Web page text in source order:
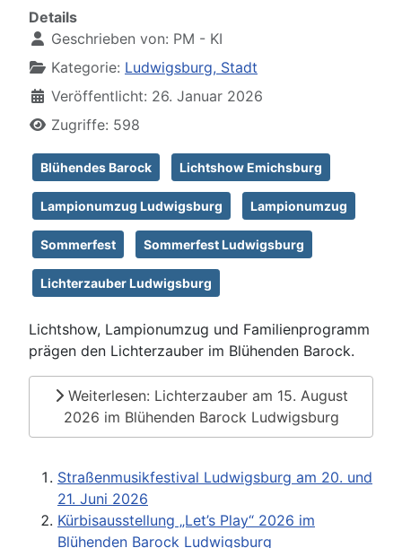
Details
Geschrieben von: PM - KI
Kategorie: Ludwigsburg, Stadt
Veröffentlicht: 26. Januar 2026
Zugriffe: 598
Blühendes Barock Lichtshow Emichsburg
Lampionumzug Ludwigsburg Lampionumzug
Sommerfest Sommerfest Ludwigsburg
Lichterzauber Ludwigsburg
Lichtshow, Lampionumzug und Familienprogramm
prägen den Lichterzauber im Blühenden Barock.
Weiterlesen: Lichterzauber am 15. August
2026 im Blühenden Barock Ludwigsburg
Straßenmusikfestival Ludwigsburg am 20. und
21. Juni 2026
Kürbisausstellung „Let’s Play“ 2026 im
Blühenden Barock Ludwigsburg